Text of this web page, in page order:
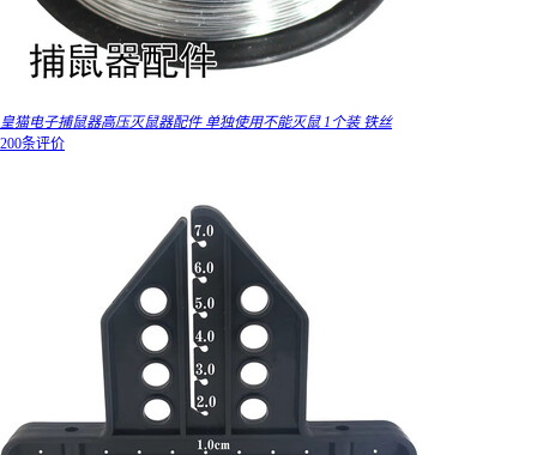
皇猫电子捕鼠器高压灭鼠器配件 单独使用不能灭鼠 1个装 铁丝
200条评价